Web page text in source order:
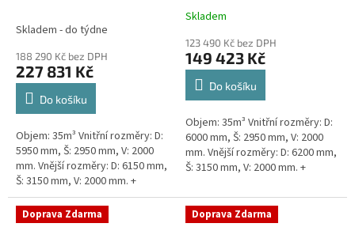
Skladem - do týdne
188 290 Kč bez DPH
227 831 Kč
Do košíku
Objem: 35m³ Vnitřní rozměry: D:
5950 mm, Š: 2950 mm, V: 2000
mm. Vnější rozměry: D: 6150 mm,
Š: 3150 mm, V: 2000 mm. +
komínek. Běžná doba dodání 2-3
týdny od objednávky....
obetonování
Průměrné
produktu
je
5,0
hvězdiček.
Skladem
123 490 Kč bez DPH
149 423 Kč
Do košíku
Objem: 35m³ Vnitřní rozměry: D:
6000 mm, Š: 2950 mm, V: 2000
mm. Vnější rozměry: D: 6200 mm,
Š: 3150 mm, V: 2000 mm. +
týdny od objednávky....
Doprava Zdarma Doprava Zdarma